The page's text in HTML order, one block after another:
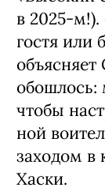
в 2025-
гостя или
обошлось:
чтобы
ной
заходом в
Хаски.